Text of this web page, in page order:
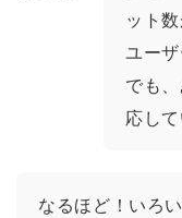
ット
ユー
でも
応して
なるほど！いろ